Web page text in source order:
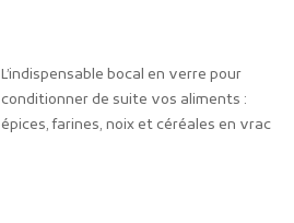
L’indispensable bocal en verre pour
conditionner de suite vos aliments :
épices, farines, noix et céréales en vrac